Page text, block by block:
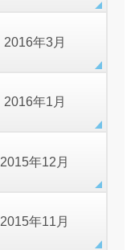
2016年3月
2016年1月
2015年12月
2015年11月